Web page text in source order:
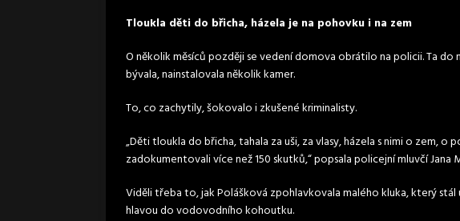
Tloukla děti do břicha, házela je na pohovku i na zem
O několik měsíců později se vedení domova obrátilo na policii. Ta
bývala, nainstalovala několik kamer.
To, co zachytily, šokovalo i zkušené kriminalisty.
„Děti tloukla do břicha, tahala za uši, za vlasy, házela s nimi o zem, o
zadokumentovali více než 150 skutků,“ popsala policejní mluvčí Jana
Viděli třeba to, jak Polášková zpohlavkovala malého kluka, který stál
hlavou do vodovodního kohoutku.